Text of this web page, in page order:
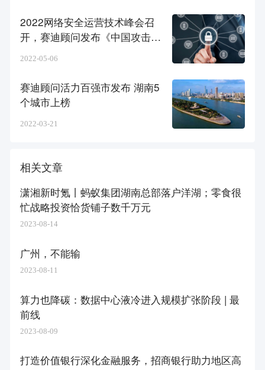
2022网络安全运营技术峰会召
开，赛迪顾问发布《中国攻击面
信息安全
2022-05-06
赛迪顾问活力百强市发布 湖南5
个城市上榜
2022-03-21
相关文章
潇湘新时氪丨蚂蚁集团湖南总部落户洋湖；零食很
忙战略投资恰货铺子数千万元
2023-08-14
广州，不能输
2023-08-11
算力也降碳：数据中心液冷进入规模扩张阶段 | 最
前线
2023-08-09
打造价值银行深化金融服务，招商银行助力地区高